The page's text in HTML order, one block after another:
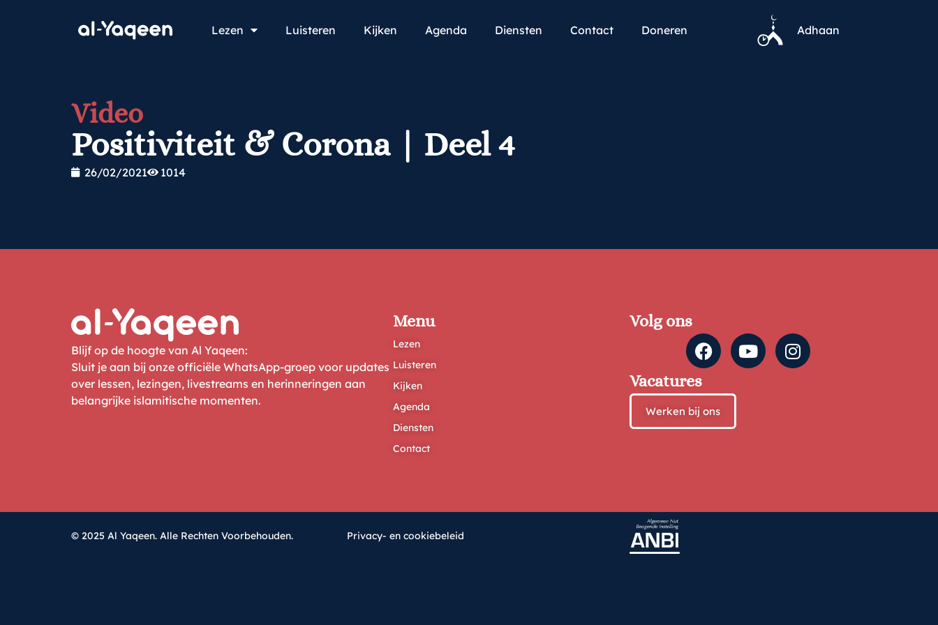
Lezen Luisteren Kijken Agenda Diensten Contact Doneren Adhaan
Video
Positiviteit & Corona | Deel 4
26/02/2021 1014
Blijf op de hoogte van Al Yaqeen:
Sluit je aan bij onze officiële WhatsApp-groep voor updates
over lessen, lezingen, livestreams en herinneringen aan
belangrijke islamitische momenten.
Menu
Lezen
Luisteren
Kijken
Agenda
Diensten
Contact
Volg ons
Vacatures
Werken bij ons
© 2025 Al Yaqeen. Alle Rechten Voorbehouden. Privacy- en cookiebeleid